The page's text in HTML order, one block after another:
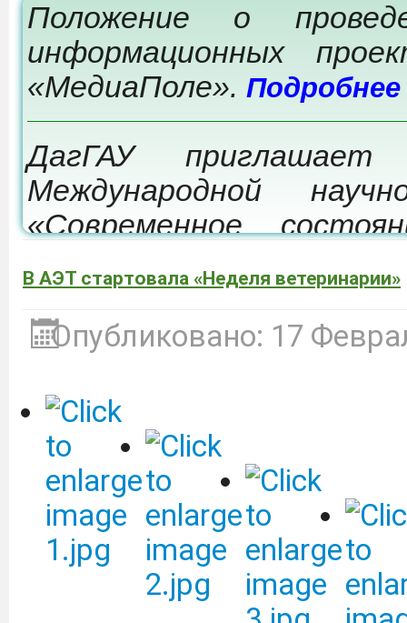
Положение о
информационных
«МедиаПоле». Подробнее
ДагГАУ
Международной
«Современное
которая состоится 24-
Депобразования
участие в
культуре
ВТБ (ПАО). Подробнее
Объявление о сдаче в
оборудованием.
В АЭТ стартовала «Неделя ветеринарии»
Опубликовано: 17